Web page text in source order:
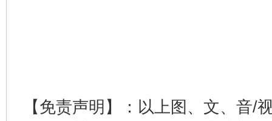
【免责声明】：以上图、文、音/